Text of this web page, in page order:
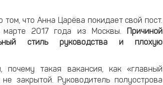
что Анна Царёва покидает свой пост.
марте 2017 года из Москвы.
Причиной
стиль руководства и плохую
почему такая вакансия, как «главный
закрытой. Руководитель полуострова